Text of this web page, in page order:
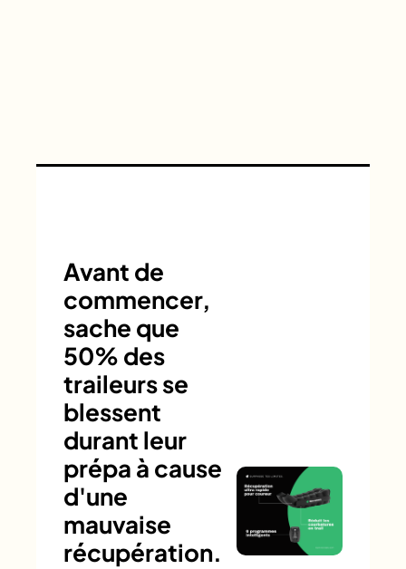
Avant de
commencer,
sache que
50% des
traileurs se
blessent
durant leur
prépa à cause
d'une
mauvaise
récupération.